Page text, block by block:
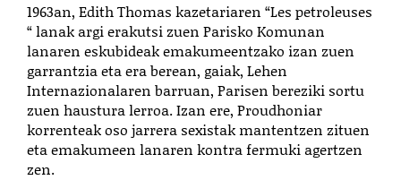
1963an, Edith Thomas kazetariaren “Les petroleuses
“ lanak argi erakutsi zuen Parisko Komunan
lanaren eskubideak emakumeentzako izan zuen
garrantzia eta era berean, gaiak, Lehen
Internazionalaren barruan, Parisen bereziki sortu
zuen haustura lerroa. Izan ere, Proudhoniar
korrenteak oso jarrera sexistak mantentzen zituen
eta emakumeen lanaren kontra fermuki agertzen
zen.